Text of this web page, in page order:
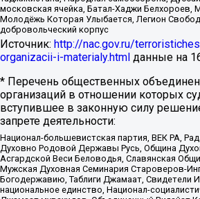
московская ячейка, Батал-Хаджи Белхороев,
Молодёжь Которая Улыбается, Легион
добровольческий корпус
Источник: http://nac.gov.ru/
organizacii-i-materialy.html данные на
* Перечень общественных
организаций в отношении которых
вступившее в законную силу
запрете деятельности:
Национал-большевистская партия, ВЕК РА,
Духовно Родовой Державы Русь, Община
Асгардской Веси Беловодья, Славянская
Мужская Духовная Семинария Староверов-
Богодержавию, Таблиги Джамаат, Свидетели
национальное единство, Национал-